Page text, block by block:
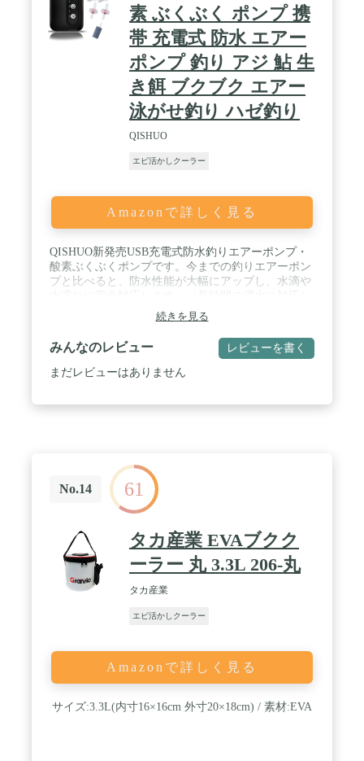
素 ぶくぶく ポンプ 携
帯 充電式 防水 エアー
ポンプ 釣り アジ 鮎 生
き餌 ブクブク エアー
泳がせ釣り ハゼ釣り
QISHUO
エビ活かしクーラー
Amazonで詳しく見る
QISHUO新発売USB充電式防水釣りエアーポンプ・
酸素ぶくぶくポンプです。今までの釣りエアーポン
プと比べると、防水性能が大幅にアップし、水滴や
ません、ご了承ください）USB充電式防水釣りエア
ポンプは小型、軽量、持ち運びに便利です。釣り前
に充電したり、釣り場にモバイルバッテリーを挿入
してすぐに使用したりできます。また、DC電源だ
けでなくAC電源も使用できるため、室内金魚タン
段階調整可能。強段階で風量は毎分約0.5Lです。
（電池稼働時間テストが室温20℃の室内で行いま
す。リチウム電池の特性で寒いところで電池の消耗
しやすくなり、記入時間より短いことをご了承くだ
さい。） / QISHUO防水釣りエアーポンプは環境に
やさいしいUSB充電式で、携帯バッテリー、車の電
源、AC電源...電源が電源がある限り使用できます。
防水釣りエアーポンプの正面にはバッテリーインジ
ケーターが付いているので、電池残量が一目でわか
ンプ対応釣法：川釣りをはじめ、鮎釣り、釣堀のま
る釣りに対応します。対象魚：アジ、鮎、ハゼ、タ
ナゴ、金魚、熱帯魚、イカ、生き餌のエビなど。 /
逆流防止弁ｘ2、チューブｘ2、ストーンｘ１。注
続きを見る
みんなのレビュー レビューを書く
まだレビューはありません
No.14 61
タカ産業 EVAブクク
ーラー 丸 3.3L 206-丸
タカ産業
エビ活かしクーラー
Amazonで詳しく見る
サイズ:3.3L(内寸16×16cm 外寸20×18cm) / 素材:EVA